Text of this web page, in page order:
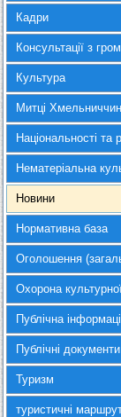
Кадри
Консультації з
Культура
Митці
Національності та
Нематеріальна
Новини
Нормативна база
Оголошення
Охорона
Публічна
Публічні документи
Туризм
туристичні